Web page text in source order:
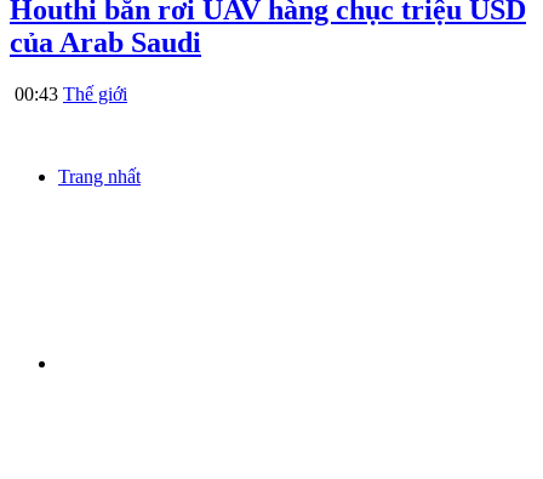
Houthi bắn rơi UAV hàng chục triệu USD
của Arab Saudi
00:43 Thế giới
Trang nhất